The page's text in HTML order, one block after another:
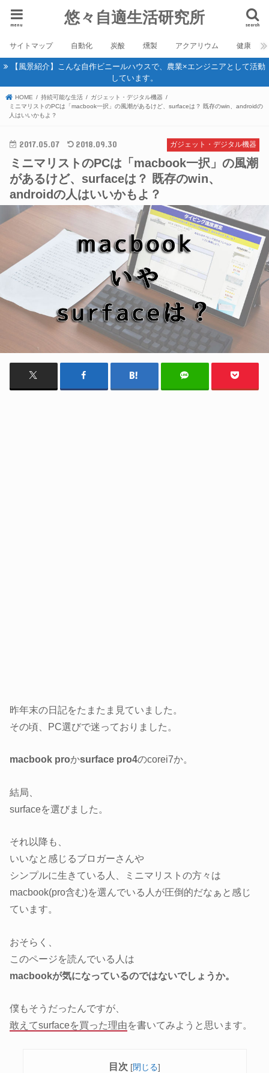
悠々自適生活研究所 search
menu
サイトマップ 自動化 炭酸 燻製 アクアリウム 健康
【風景紹介】こんな自作ビニールハウスで、農業×エンジニアとして活動
しています。
HOME 持続可能な生活
ガジェット・デジタル機器
ミニマリストのPCは「macbook一択」の風潮があるけど、surfaceは？ 既存のwin、androidの
人はいいかもよ？
ガジェット・デジタル機器
2017.05.07 2018.09.30
ミニマリストのPCは「macbook一択」の風潮
があるけど、surfaceは？ 既存のwin、
androidの人はいいかもよ？
昨年末の日記をたまたま見ていました。
その頃、PC選びで迷っておりました。
macbook proかsurface pro4のcorei7か。
結局、
surfaceを選びました。
それ以降も、
いいなと感じるブロガーさんや
シンプルに生きている人、ミニマリストの方々は
macbook(pro含む)を選んでいる人が圧倒的だなぁと感じ
ています。
おそらく、
このページを読んでいる人は
macbookが気になっているのではないでしょうか。
僕もそうだったんですが、
敢えてsurfaceを買った理由を書いてみようと思います。
目次 [閉じる]